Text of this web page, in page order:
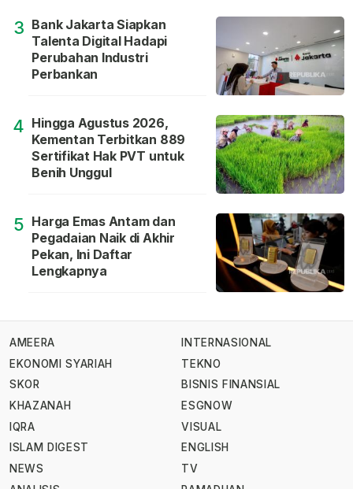
3 Bank Jakarta Siapkan
Talenta Digital Hadapi
Perubahan Industri
Perbankan
4 Hingga Agustus 2026,
Kementan Terbitkan 889
Sertifikat Hak PVT untuk
Benih Unggul
5 Harga Emas Antam dan
Pegadaian Naik di Akhir
Pekan, Ini Daftar
Lengkapnya
AMEERA
EKONOMI SYARIAH
SKOR
KHAZANAH
IQRA
ISLAM DIGEST
NEWS
INTERNASIONAL
TEKNO
BISNIS FINANSIAL
ESGNOW
VISUAL
ENGLISH
TV